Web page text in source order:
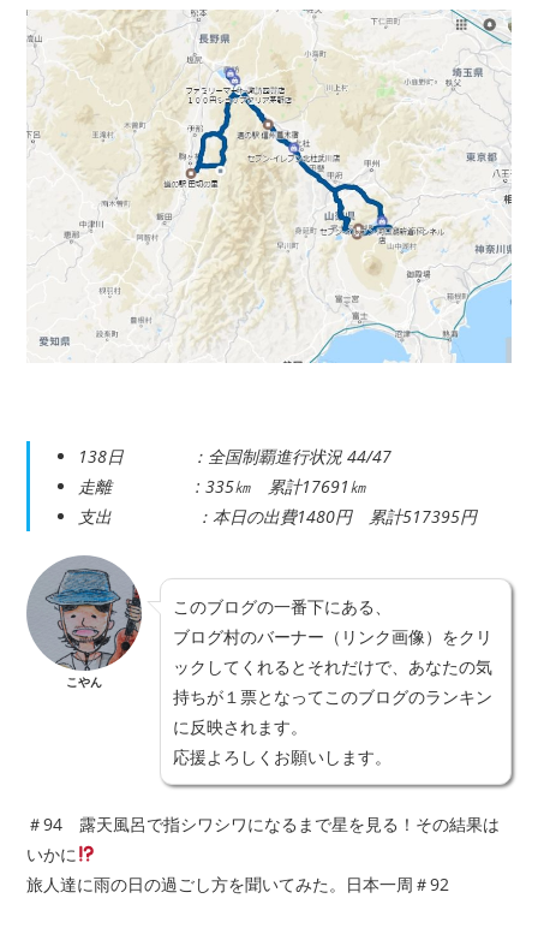
138日 ：全国制覇進行状況 44/47
走離 : 335㎞ 累計17691㎞
支出 ：本日の出費1480円 累計517395円
こやん
このブログの一番下にある、
ブログ村のバーナー（リンク画像）をクリ
ックしてくれるとそれだけで、あなたの気
持ちが１票となってこのブログのランキン
に反映されます。
応援よろしくお願いします。
＃94 露天風呂で指シワシワになるまで星を見る！その結果は
いかに
旅人達に雨の日の過ごし方を聞いてみた。日本一周＃92